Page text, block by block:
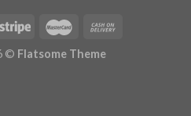
© Flatsome Theme